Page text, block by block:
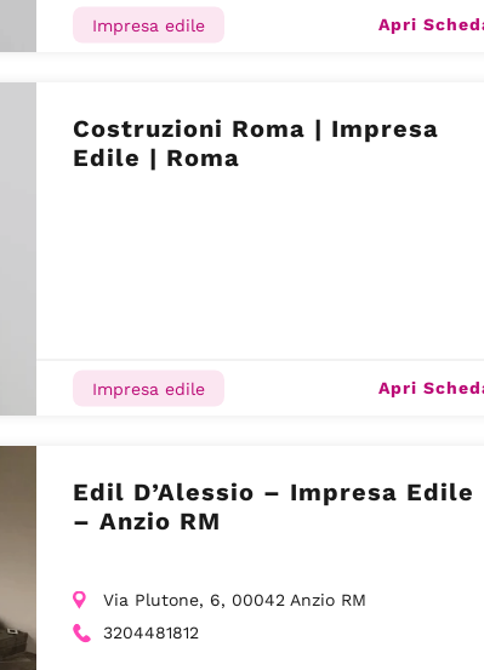
Impresa edile Apri
Costruzioni Roma | Impresa
Edile | Roma
Impresa edile Apri
Edil D’Alessio – Impresa Edile
– Anzio RM
Via Plutone, 6, 00042 Anzio RM
3204481812